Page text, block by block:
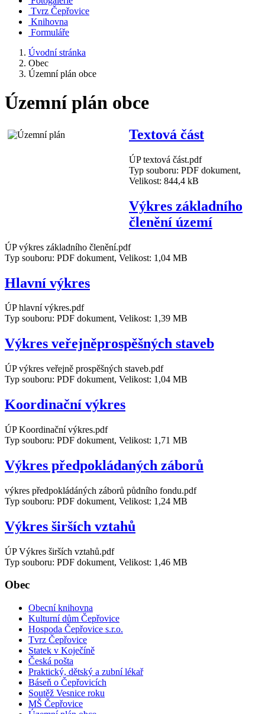
Tvrz Čepřovice
Knihovna
Formuláře
Úvodní stránka
Obec
Územní plán obce
Územní plán obce
Textová část
ÚP textová část.pdf
Typ souboru: PDF dokument,
Velikost: 844,4 kB
Výkres základního
členění území
ÚP výkres základního členění.pdf
Typ souboru: PDF dokument, Velikost: 1,04 MB
Hlavní výkres
ÚP hlavní výkres.pdf
Typ souboru: PDF dokument, Velikost: 1,39 MB
Výkres veřejněprospěšných staveb
ÚP výkres veřejně prospěšných staveb.pdf
Typ souboru: PDF dokument, Velikost: 1,04 MB
Koordinační výkres
ÚP Koordinační výkres.pdf
Typ souboru: PDF dokument, Velikost: 1,71 MB
Výkres předpokládaných záborů
výkres předpokládáných záborů půdního fondu.pdf
Typ souboru: PDF dokument, Velikost: 1,24 MB
Výkres širších vztahů
ÚP Výkres širších vztahů.pdf
Typ souboru: PDF dokument, Velikost: 1,46 MB
Obec
Obecní knihovna
Kulturní dům Čepřovice
Hospoda Čepřovice s.r.o.
Tvrz Čepřovice
Statek v Koječíně
Česká pošta
Praktický, dětský a zubní lékař
Báseň o Čepřovicích
Soutěž Vesnice roku
MŠ Čepřovice